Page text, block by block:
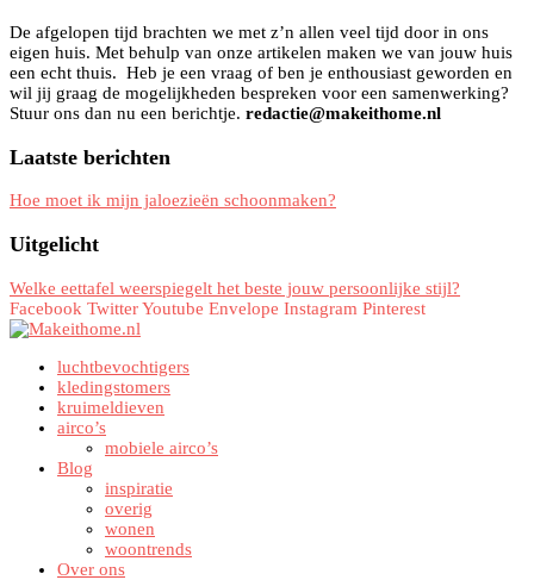
De afgelopen tijd brachten we met z’n allen veel tijd door in ons
eigen huis. Met behulp van onze artikelen maken we van jouw huis
een echt thuis. Heb je een vraag of ben je enthousiast geworden en
wil jij graag de mogelijkheden bespreken voor een samenwerking?
Stuur ons dan nu een berichtje. redactie@makeithome.nl
Laatste berichten
Hoe moet ik mijn jaloezieën schoonmaken?
Uitgelicht
Welke eettafel weerspiegelt het beste jouw persoonlijke stijl?
Facebook TwitterYoutube Envelope Instagram Pinterest
luchtbevochtigers
kledingstomers
kruimeldieven
airco’s
mobiele airco’s
Blog
inspiratie
overig
wonen
woontrends
Over ons